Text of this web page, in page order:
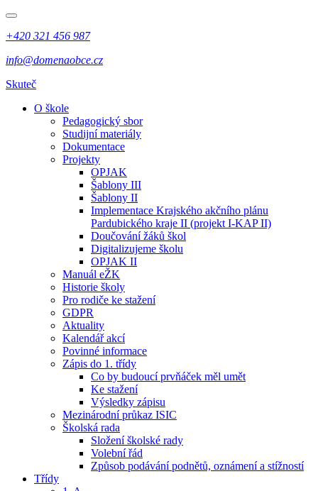
+420 321 456 987
info@domenaobce.cz
Skuteč
O škole
Pedagogický sbor
Studijní materiály
Dokumentace
Projekty
OPJAK
Šablony III
Šablony II
Implementace Krajského akčního plánu
Pardubického kraje II (projekt I-KAP II)
Doučování žáků škol
Digitalizujeme školu
OPJAK II
Manuál eŽK
Historie školy
Pro rodiče ke stažení
GDPR
Aktuality
Kalendář akcí
Povinné informace
Zápis do 1. třídy
Co by budoucí prvňáček měl umět
Ke stažení
Výsledky zápisu
Mezinárodní průkaz ISIC
Školská rada
Složení školské rady
Volební řád
Způsob podávání podnětů, oznámení a stížností
Třídy